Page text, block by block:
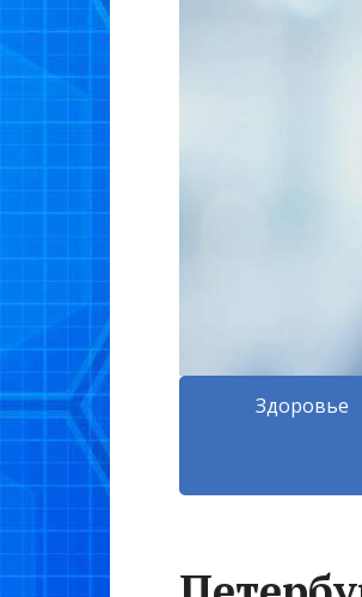
Здоровье